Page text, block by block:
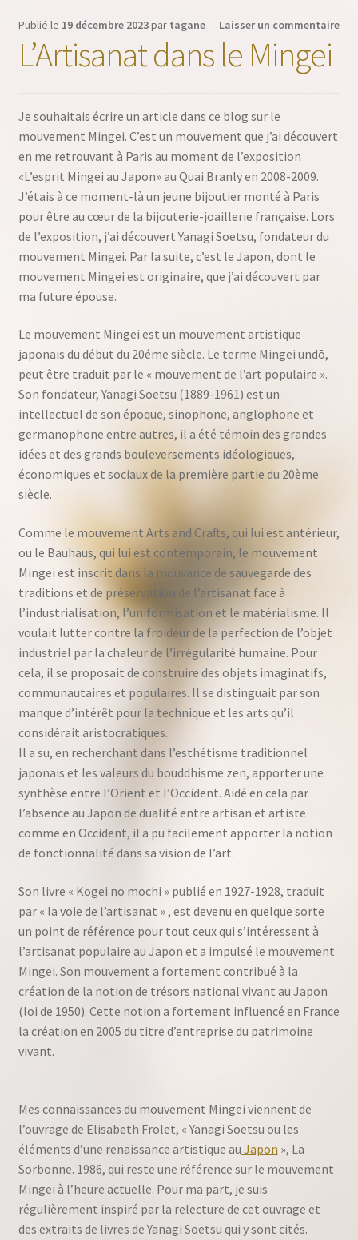
Publié le 19 décembre 2023par tagane— Laisser un commentaire
L’Artisanat dans le Mingei
Je souhaitais écrire un article dans ce blog sur le
mouvement Mingei. C’est un mouvement que j’ai découvert
en me retrouvant à Paris au moment de l’exposition
«L’esprit Mingei au Japon» au Quai Branly en 2008-2009.
J’étais à ce moment-là un jeune bijoutier monté à Paris
pour être au cœur de la bijouterie-joaillerie française. Lors
de l’exposition, j’ai découvert Yanagi Soetsu, fondateur du
mouvement Mingei. Par la suite, c’est le Japon, dont le
mouvement Mingei est originaire, que j’ai découvert par
ma future épouse.
Le mouvement Mingei est un mouvement artistique
japonais du début du 20éme siècle. Le terme Mingei undō,
peut être traduit par le « mouvement de l’art populaire ».
Son fondateur, Yanagi Soetsu (1889-1961) est un
intellectuel de son époque, sinophone, anglophone et
germanophone entre autres, il a été témoin des grandes
idées et des grands bouleversements idéologiques,
économiques et sociaux de la première partie du 20ème
siècle.
Comme le mouvement Arts and Crafts, qui lui est antérieur,
ou le Bauhaus, qui lui est contemporain, le mouvement
Mingei est inscrit dans la mouvance de sauvegarde des
traditions et de préservation de l’artisanat face à
l’industrialisation, l’uniformisation et le matérialisme. Il
voulait lutter contre la froideur de la perfection de l’objet
industriel par la chaleur de l’irrégularité humaine. Pour
cela, il se proposait de construire des objets imaginatifs,
communautaires et populaires. Il se distinguait par son
manque d’intérêt pour la technique et les arts qu’il
considérait aristocratiques.
Il a su, en recherchant dans l’esthétisme traditionnel
japonais et les valeurs du bouddhisme zen, apporter une
synthèse entre l’Orient et l’Occident. Aidé en cela par
l’absence au Japon de dualité entre artisan et artiste
comme en Occident, il a pu facilement apporter la notion
de fonctionnalité dans sa vision de l’art.
Son livre « Kogei no mochi » publié en 1927-1928, traduit
par « la voie de l’artisanat » , est devenu en quelque sorte
un point de référence pour tout ceux qui s’intéressent à
l’artisanat populaire au Japon et a impulsé le mouvement
Mingei. Son mouvement a fortement contribué à la
création de la notion de trésors national vivant au Japon
(loi de 1950). Cette notion a fortement influencé en France
la création en 2005 du titre d’entreprise du patrimoine
vivant.
Mes connaissances du mouvement Mingei viennent de
l’ouvrage de Elisabeth Frolet, « Yanagi Soetsu ou les
éléments d’une renaissance artistique au Japon », La
Sorbonne. 1986, qui reste une référence sur le mouvement
Mingei à l’heure actuelle. Pour ma part, je suis
régulièrement inspiré par la relecture de cet ouvrage et
des extraits de livres de Yanagi Soetsu qui y sont cités.